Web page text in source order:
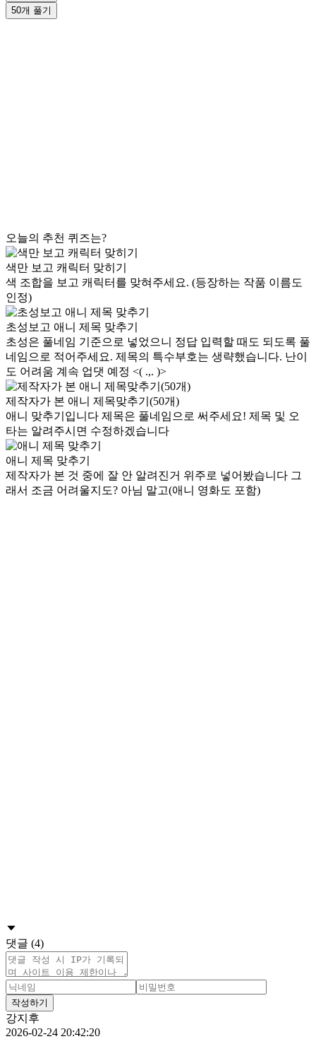
50개 풀기
오늘의 추천 퀴즈는?
색만 보고 캐릭터 맞히기
색 조합을 보고 캐릭터를 맞혀주세요. (등장하는 작품 이름도
인정)
초성보고 애니 제목 맞추기
초성은 풀네임 기준으로 넣었으니 정답 입력할 때도 되도록 풀
네임으로 적어주세요. 제목의 특수부호는 생략했습니다. 난이
도 어려움 계속 업댓 예정 <( .,. )>
제작자가 본 애니 제목맞추기(50개)
애니 맞추기입니다 제목은 풀네임으로 써주세요! 제목 및 오
타는 알려주시면 수정하겠습니다
애니 제목 맞추기
제작자가 본 것 중에 잘 안 알려진거 위주로 넣어봤습니다 그
래서 조금 어려울지도? 아님 말고(애니 영화도 포함)
댓글 (4)
작성하기
강지후
2026-02-24 20:42:20